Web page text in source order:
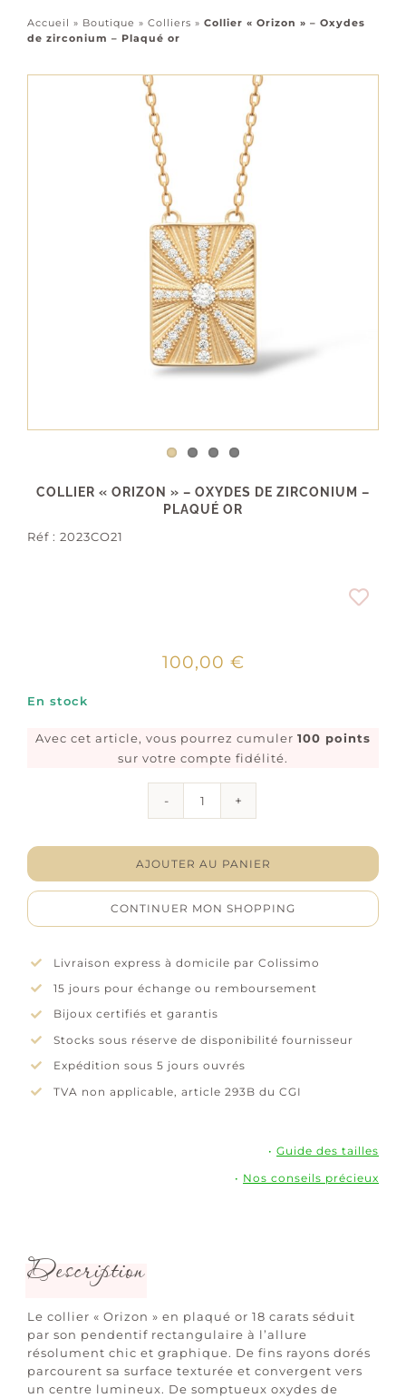
Accessoires
Tous les bijoux
Accueil » Boutique » Colliers » Collier « Orizon » – Oxydes
de zirconium – Plaqué or
COLLIER « ORIZON » – OXYDES DE ZIRCONIUM –
PLAQUÉ OR
Réf : 2023CO21
100,00 €
En stock
Avec cet article, vous pourrez cumuler 100 points
sur votre compte fidélité.
"Orizon"
-
Oxydes
AJOUTER AU PANIER
CONTINUER MON SHOPPING
Livraison express à domicile par Colissimo
15 jours pour échange ou remboursement
Bijoux certifiés et garantis
Stocks sous réserve de disponibilité fournisseur
Expédition sous 5 jours ouvrés
TVA non applicable, article 293B du CGI
•Guide des tailles
• Nos conseils précieux
Description
Le collier « Orizon » en plaqué or 18 carats séduit
par son pendentif rectangulaire à l’allure
résolument chic et graphique. De fins rayons dorés
parcourent sa surface texturée et convergent vers
un centre lumineux. De somptueux oxydes de